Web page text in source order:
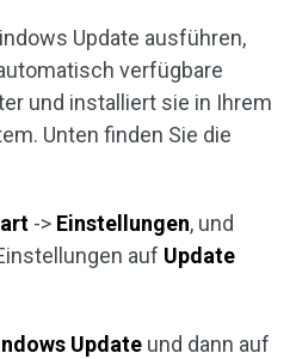
Update ausführen,
verfügbare
und installiert sie in Ihrem
Unten finden Sie die
-> Einstellungen, und
auf Update
Update und dann auf